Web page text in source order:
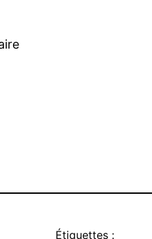
Étiquettes :